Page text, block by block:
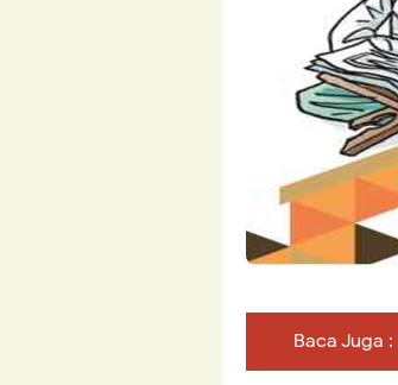
Baca Juga :